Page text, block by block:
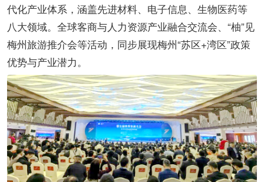
代化产业体系，涵盖先进材料、电子信息、生物医药等
八大领域。全球客商与人力资源产业融合交流会、“柚”见
梅州旅游推介会等活动，同步展现梅州“苏区+湾区”政策
优势与产业潜力。